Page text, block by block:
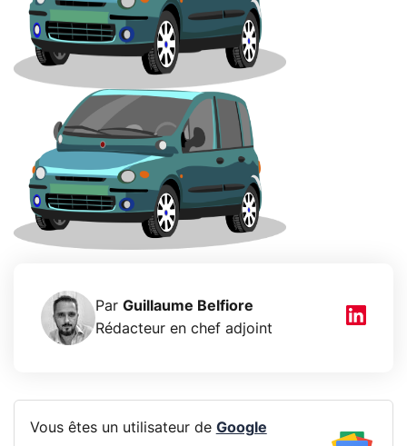
Par Guillaume Belfiore
Rédacteur en chef adjoint
Vous êtes un utilisateur de Google